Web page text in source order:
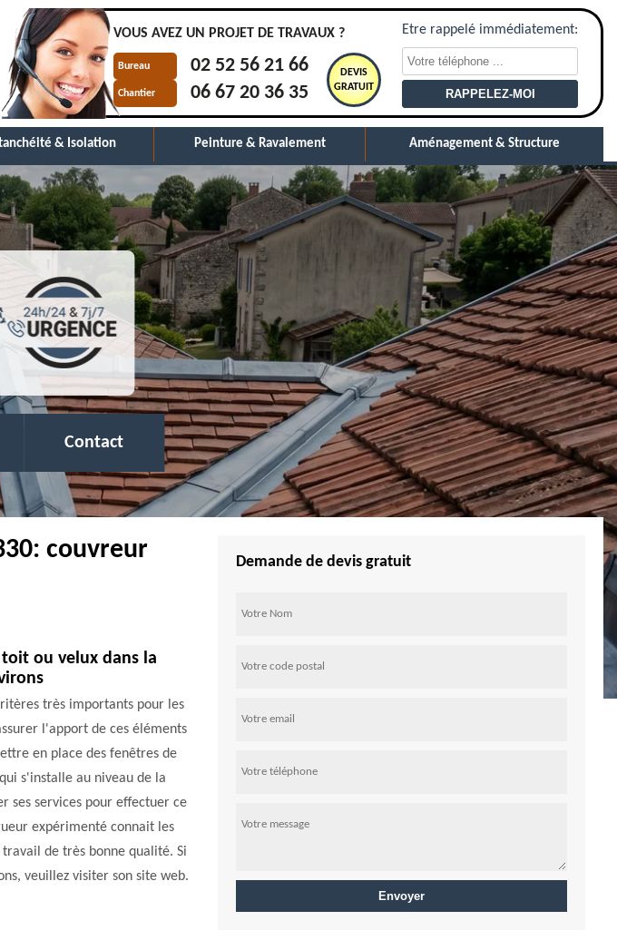
VOUS AVEZ UN PROJET DE TRAVAUX ?
Bureau 02 52 56 21 66
Chantier 06 67 20 36 35
DEVIS
GRATUIT
Etre rappelé immédiatement:
& Isolation Peinture & Ravalement Aménagement & Structure
Contact
couvreur
ou velux dans la
très importants pour les
l'apport de ces éléments
en place des fenêtres de
s'installe au niveau de la
ses services pour effectuer ce
expérimenté connait les
de très bonne qualité. Si
veuillez visiter son site web.
Demande de devis gratuit